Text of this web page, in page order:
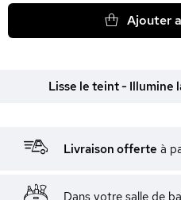
Ajouter
Lisse le teint - Illumine
Livraison offerte à
Dans votre salle de